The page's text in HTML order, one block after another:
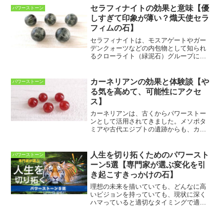
います。アマゾナイトには大きく分けて
２タイプ、グリーンがかっ...
パワーストーン
セラフィナイトの効果と意味【優
しすぎて印象が薄い？熾天使セラ
フィムの石】
セラフィナイトは、モスアゲートやガー
デンクォーツなどの内包物として知られ
るクローライト（緑泥石）グループに属
の羽のようなシルバーの光沢が見られる
のが特徴です。セラフィナ...
パワーストーン
カーネリアンの効果と体験談【や
る気を高めて、可能性にアクセ
ス】
カーネリアンは、古くからパワーストー
ンとして活用されてきました。メソポタ
ミアや古代エジプトの遺跡からも、カー
与えて幸運を呼び寄せると信じられてお
り、ナポレオンがカーネリ...
パワーストーン
人生を切り拓くためのパワースト
ーン5選【専門家が選ぶ変化を引
き起こすきっかけの石】
理想の未来を描いていても、どんなに高
いビジョンを持っていても、現状に深く
ハマっていると適切なタイミングで適切